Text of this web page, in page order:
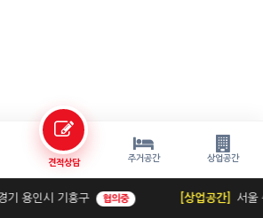
견적상담 주거공간 상업공간
기 용인시 기흥구 협의중 [상업공간] 서울